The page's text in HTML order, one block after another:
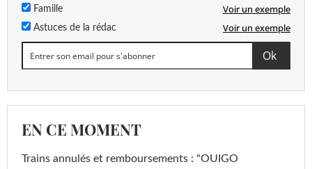
Famille Voir un exemple
Astuces de la rédac Voir un exemple
EN CE MOMENT
Trains annulés et remboursements : "OUIGO